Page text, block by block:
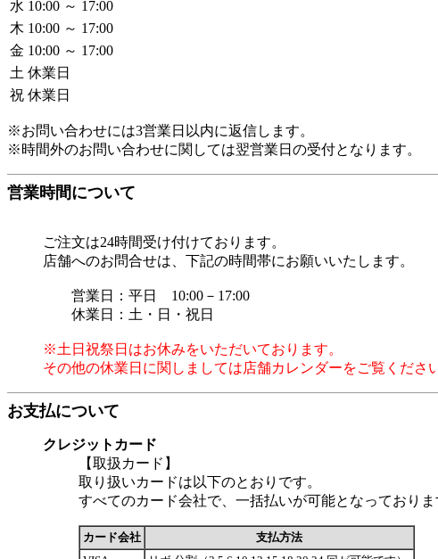
水 10:00 ～ 17:00
木 10:00 ～ 17:00
金 10:00 ～ 17:00
土 休業日
祝 休業日
※お問い合わせには3営業日以内に返信します。
※時間外のお問い合わせに関しては翌営業日の受付となります。
営業時間について
ご注文は24時間受け付けております。
店舗へのお問合せは、下記の時間帯にお願いいたします。
営業日：平日 10:00－17:00
休業日：土・日・祝日
※土日祝祭日はお休みをいただいております。
その他の休業日に関しましては店舗カレンダーをご覧ください
お支払について
クレジットカード
【取扱カード】
取り扱いカードは以下のとおりです。
すべてのカード会社で、一括払いが可能となっておりま
カード会社
支払方法